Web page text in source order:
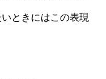
ときにはこの表現